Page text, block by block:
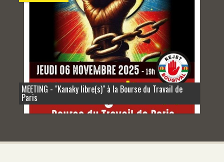
MEETING - "Kanaky libre(s)" à la Bourse du Travail de
Paris